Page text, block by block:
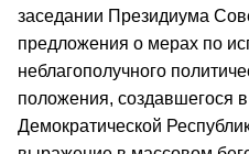
заседании Президиума
предложения о мерах по
неблагополучного
положения, создавшегося
Демократической